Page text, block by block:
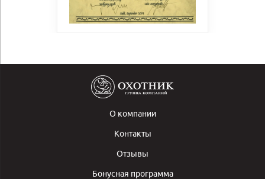
О компании
Контакты
Отзывы
Бонусная программа